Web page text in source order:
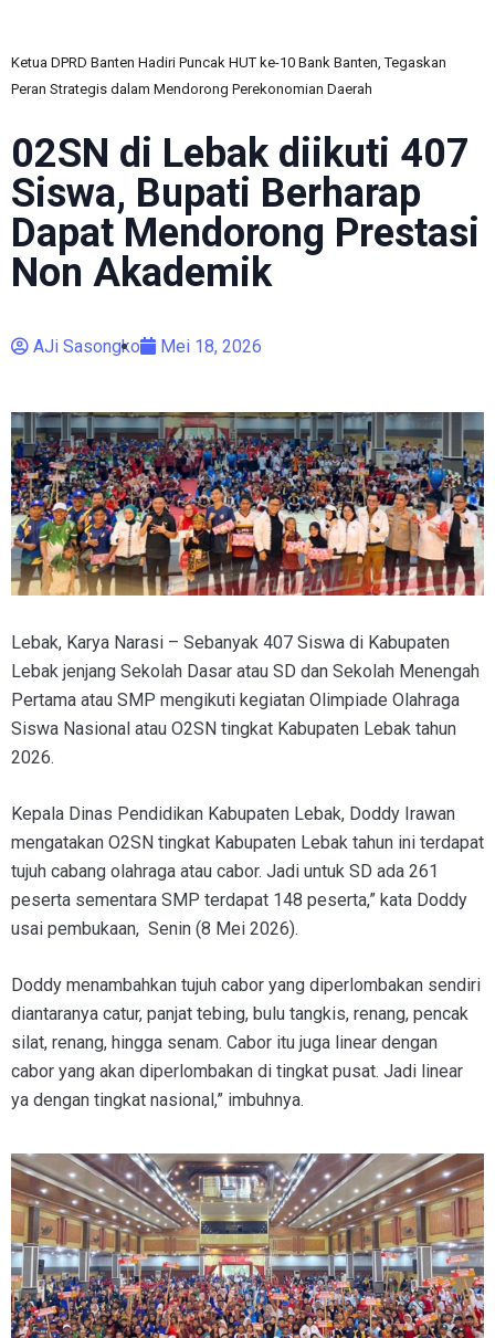
Ketua DPRD Banten Hadiri Puncak HUT ke-10 Bank Banten, Tegaskan
Peran Strategis dalam Mendorong Perekonomian Daerah
02SN di Lebak diikuti 407
Siswa, Bupati Berharap
Dapat Mendorong Prestasi
Non Akademik
AJi Sasongko Mei 18, 2026
Lebak, Karya Narasi – Sebanyak 407 Siswa di Kabupaten
Lebak jenjang Sekolah Dasar atau SD dan Sekolah Menengah
Pertama atau SMP mengikuti kegiatan Olimpiade Olahraga
Siswa Nasional atau O2SN tingkat Kabupaten Lebak tahun
2026.
Kepala Dinas Pendidikan Kabupaten Lebak, Doddy Irawan
mengatakan O2SN tingkat Kabupaten Lebak tahun ini terdapat
tujuh cabang olahraga atau cabor. Jadi untuk SD ada 261
peserta sementara SMP terdapat 148 peserta,” kata Doddy
usai pembukaan, Senin (8 Mei 2026).
Doddy menambahkan tujuh cabor yang diperlombakan sendiri
diantaranya catur, panjat tebing, bulu tangkis, renang, pencak
silat, renang, hingga senam. Cabor itu juga linear dengan
cabor yang akan diperlombakan di tingkat pusat. Jadi linear
ya dengan tingkat nasional,” imbuhnya.